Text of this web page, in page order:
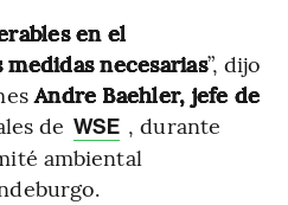
en el
necesarias”, dijo
Andre Baehler, jefe de
de WSE , durante
ambiental